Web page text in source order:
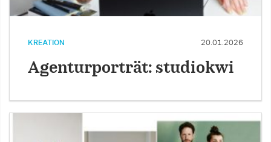
KREATION 20.01.2026
Agenturporträt: studiokwi